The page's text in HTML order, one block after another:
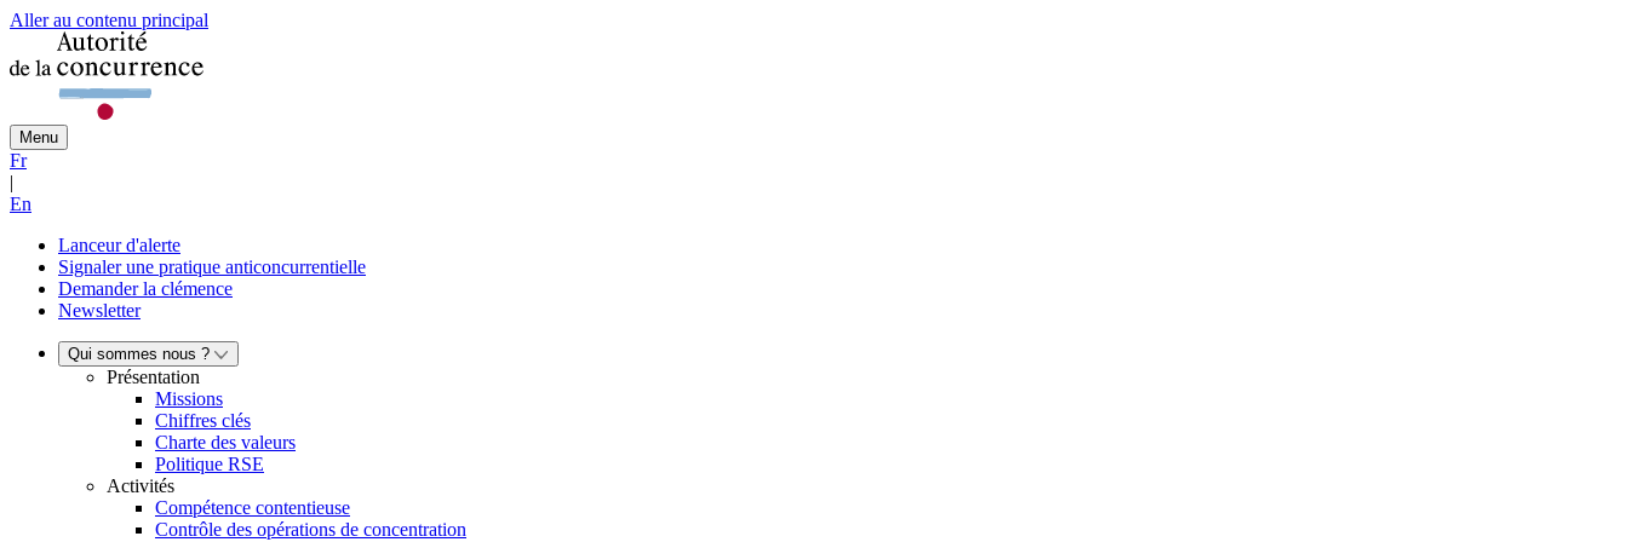
Aller au contenu principal
Menu
Fr
|
En
Lanceur d'alerte
Signaler une pratique anticoncurrentielle
Demander la clémence
Newsletter
Qui sommes nous ?
Présentation
Missions
Chiffres clés
Charte des valeurs
Politique RSE
Activités
Compétence contentieuse
Contrôle des opérations de concentration